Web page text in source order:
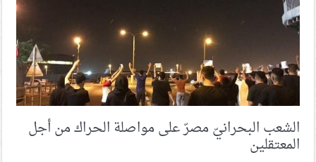
الشعب البحرانيّ مصرّ على مواصلة الحراك من أجل
المعتقلين